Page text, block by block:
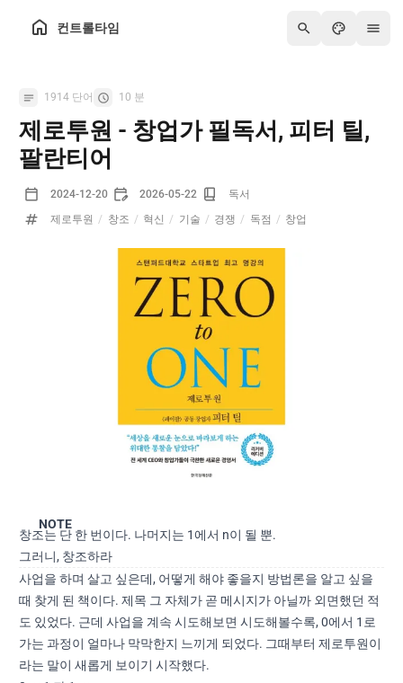
컨트롤타임
1914 단어 10 분
제로투원 - 창업가 필독서, 피터 틸,
팔란티어
2024-12-20 2026-05-22
독서
제로투원 / 창조 / 혁신 / 기술 / 경쟁 / 독점 / 창업
NOTE
창조는 단 한 번이다. 나머지는 1에서 n이 될 뿐.
그러니, 창조하라
사업을 하며 살고 싶은데, 어떻게 해야 좋을지 방법론을 알고 싶을
때 찾게 된 책이다. 제목 그 자체가 곧 메시지가 아닐까 외면했던 적
도 있었다. 근데 사업을 계속 시도해보면 시도해볼수록, 0에서 1로
가는 과정이 얼마나 막막한지 느끼게 되었다. 그때부터 제로투원이
라는 말이 새롭게 보이기 시작했다.